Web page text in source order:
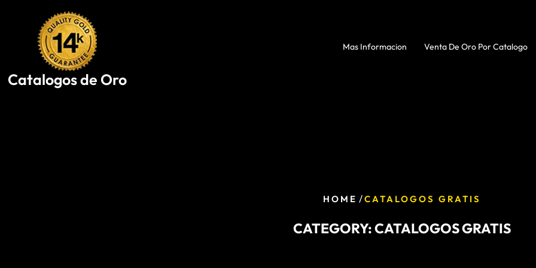
Catalogos de Oro
Mas Informacion Venta De Oro Por Catalogo
HOME /CATALOGOS GRATIS
CATEGORY:CATALOGOS GRATIS